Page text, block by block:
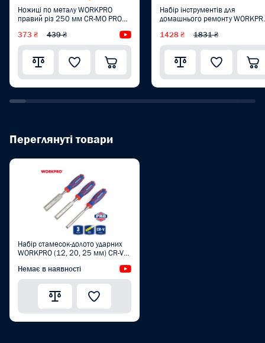
Ножиці по металу WORKPRO
правий різ 250 мм CR-MO PRO
373 ₴ 439 ₴ Відеоогляд
Набір інструментів для
домашнього ремонту
1428 ₴ 1831 ₴
Переглянуті товари
Набір стамесок-долото ударних
WORKPRO (12, 20, 25 мм) CR-V
Немає в наявності